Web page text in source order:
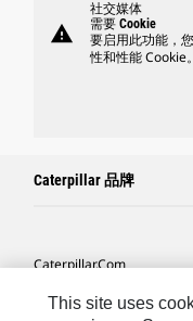
warning
社交媒体
需要 Cookie
要启用此功能，
性和性能 Cookie。
Caterpillar 品牌
Caterpillar.com
联系 Caterpillar
This site uses